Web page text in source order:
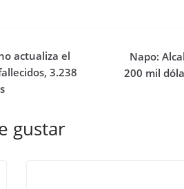
actualiza el
3.238
Napo:
200 mil
gustar